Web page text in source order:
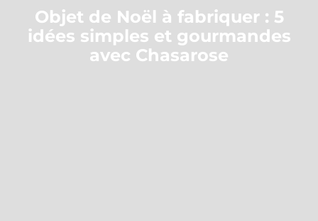
Objet de Noël à fabriquer : 5
idées simples et gourmandes
avec Chasarose